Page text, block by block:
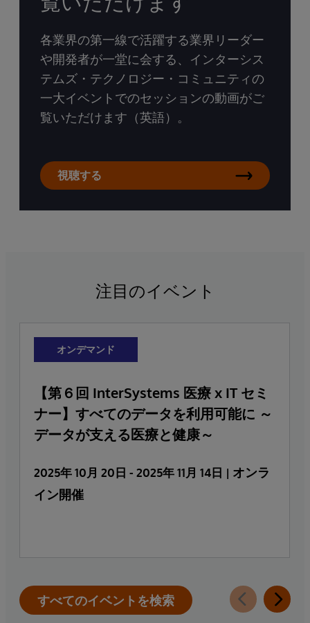
各業界の第一線で活躍する業界リーダー
や開発者が一堂に会する、インターシス
テムズ・テクノロジー・コミュニティの
一大イベントでのセッションの動画がご
覧いただけます（英語）。
視聴する
注目のイベント
オンデマンド
【第６回 InterSystems 医療 x IT セミ
ナー】すべてのデータを利用可能に ～
データが支える医療と健康～
2025年 10月 20日 - 2025年 11月 14日 | オンラ
イン開催
すべてのイベントを検索